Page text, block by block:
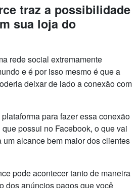
traz a possibilidade
sua loja do
rede social extremamente
e é por isso mesmo é que a
deixar de lado a conexão com
para fazer essa conexão
possui no Facebook, o que vai
alcance bem maior dos clientes
pode acontecer tanto de maneira
dos anúncios pagos que você